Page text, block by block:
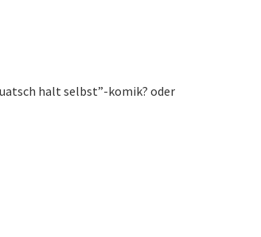
halt selbst”-komik? oder